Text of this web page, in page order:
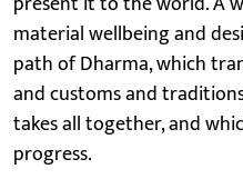
material wellbeing and
path of Dharma, which
and customs and
takes all together, and
progress.